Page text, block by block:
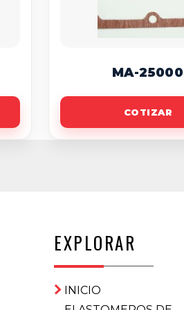
MA-25000
COTIZAR
EXPLORAR
INICIO